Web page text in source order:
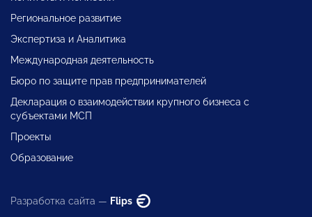
Региональное развитие
Экспертиза и Аналитика
Международная деятельность
Бюро по защите прав предпринимателей
Декларация о взаимодействии крупного бизнеса с
субъектами МСП
Проекты
Образование
Разработка сайта — Flips